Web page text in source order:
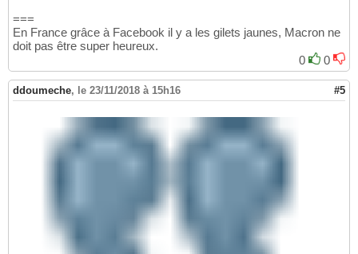
===
En France grâce à Facebook il y a les gilets jaunes, Macron ne
doit pas être super heureux.
0
0
ddoumeche, le 23/11/2018 à 15h16 #5